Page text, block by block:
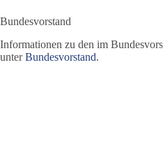
Bundesvorstand
Informationen zu den im
unterBundesvorstand.